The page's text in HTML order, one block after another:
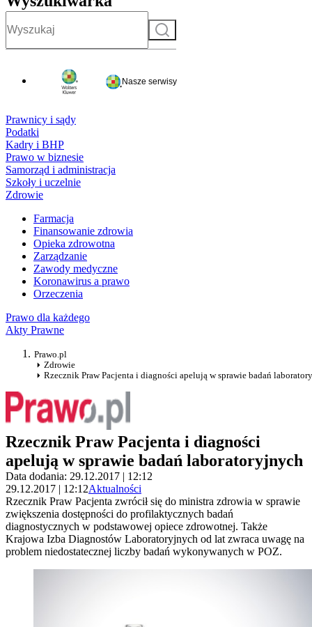
Szukaj
Nasze serwisy
Prawnicy i sądy
Podatki
Kadry i BHP
Prawo w biznesie
Samorząd i administracja
Szkoły i uczelnie
Zdrowie
Farmacja
Finansowanie zdrowia
Opieka zdrowotna
Zarządzanie
Zawody medyczne
Koronawirus a prawo
Orzeczenia
Prawo dla każdego
Akty Prawne
Prawo.pl
Zdrowie
Rzecznik Praw Pacjenta i diagności apelują w sprawie badań
Rzecznik Praw Pacjenta i diagności
apelują w sprawie badań laboratoryjnych
Data dodania: 29.12.2017 | 12:12
29.12.2017 | 12:12Aktualności
Rzecznik Praw Pacjenta zwrócił się do ministra zdrowia w sprawie
zwiększenia dostępności do profilaktycznych badań
diagnostycznych w podstawowej opiece zdrowotnej. Także
Krajowa Izba Diagnostów Laboratoryjnych od lat zwraca uwagę na
problem niedostatecznej liczby badań wykonywanych w POZ.